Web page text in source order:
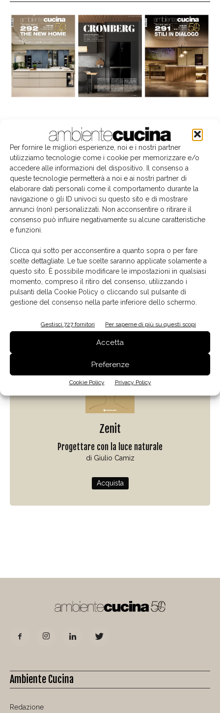
Per fornire le migliori esperienze, noi e i nostri partner
utilizziamo tecnologie come i cookie per memorizzare e/o
accedere alle informazioni del dispositivo. Il consenso a
queste tecnologie permetterà a noi e ai nostri partner di
elaborare dati personali come il comportamento durante la
navigazione o gli ID univoci su questo sito e di mostrare
annunci (non) personalizzati. Non acconsentire o ritirare il
consenso può influire negativamente su alcune caratteristiche
e funzioni.
Clicca qui sotto per acconsentire a quanto sopra o per fare
scelte dettagliate. Le tue scelte saranno applicate solamente a
questo sito. È possibile modificare le impostazioni in qualsiasi
momento, compreso il ritiro del consenso, utilizzando i
pulsanti della Cookie Policy o cliccando sul pulsante di
gestione del consenso nella parte inferiore dello schermo.
Gestisci 727 fornitori Per saperne di più su questi scopi
Accetta
Preferenze
Cookie Policy Privacy Policy
La biblioteca dei brand
Zenit
Progettare con la luce naturale
di Giulio Camiz
Acquista
Ambiente Cucina
Redazione